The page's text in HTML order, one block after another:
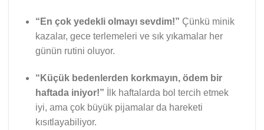
“En çok yedekli olmayı sevdim!” Çünkü minik
kazalar, gece terlemeleri ve sık yıkamalar her
günün rutini oluyor.
“Küçük bedenlerden korkmayın, ödem bir
haftada iniyor!” İlk haftalarda bol tercih etmek
iyi, ama çok büyük pijamalar da hareketi
kısıtlayabiliyor.